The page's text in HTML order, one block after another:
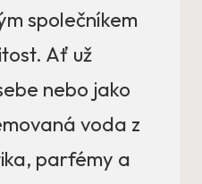
společníkem
Ať už
nebo jako
voda z
parfémy a